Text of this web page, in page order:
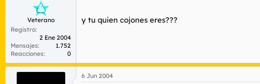
Veterano
Registro
2 Ene 2004
Mensajes
1.752
Reacciones
0
y tu quien cojones eres???
6 Jun 2004